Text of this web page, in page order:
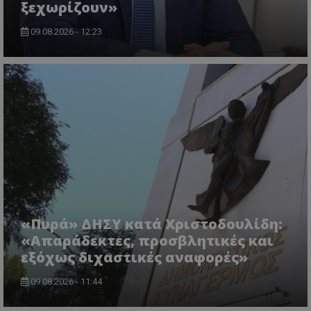
ξεχωρίζουν»
09.08.2026 - 12:23
«Πυρά» ΔΗΣΥ κατά Χριστοδουλίδη:
«Απαράδεκτες, προσβλητικές και
εξόχως διχαστικές αναφορές»
09.08.2026 - 11:44
ASP.NET_SessionId
Microsoft Corporation